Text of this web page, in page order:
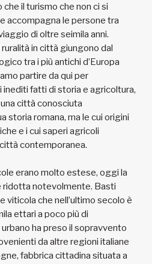
il turismo che non ci si
accompagna le persone tra
di oltre seimila anni.
in città giungono dal
tra i più antichi d’Europa
partire da qui per
fatti di storia e agricoltura,
città conosciuta
storia romana, ma le cui origini
e i cui saperi agricoli
contemporanea.
erano molto estese, oggi la
ridotta notevolmente. Basti
viticola che nell’ultimo secolo è
ettari a poco più di
ha preso il sopravvento
da altre regioni italiane
fabbrica cittadina situata a